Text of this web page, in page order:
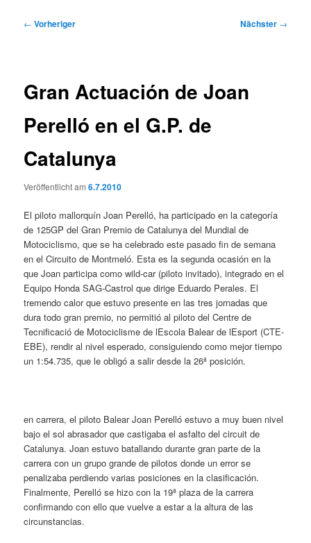
Beitragsnavigation
← Vorheriger Nächster →
Gran Actuación de Joan
Perelló en el G.P. de
Catalunya
Veröffentlicht am6.7.2010
El piloto mallorquín Joan Perelló, ha participado en la categoría
de 125GP del Gran Premio de Catalunya del Mundial de
Motociclismo, que se ha celebrado este pasado fin de semana
en el Circuito de Montmeló. Esta es la segunda ocasión en la
que Joan participa como wild-car (piloto invitado), integrado en el
Equipo Honda SAG-Castrol que dirige Eduardo Perales. El
tremendo calor que estuvo presente en las tres jornadas que
dura todo gran premio, no permitió al piloto del Centre de
Tecnificació de Motociclisme de lEscola Balear de lEsport (CTE-
EBE), rendir al nivel esperado, consiguiendo como mejor tiempo
un 1:54.735, que le obligó a salir desde la 26ª posición.
en carrera, el piloto Balear Joan Perelló estuvo a muy buen nivel
bajo el sol abrasador que castigaba el asfalto del circuit de
Catalunya. Joan estuvo batallando durante gran parte de la
carrera con un grupo grande de pilotos donde un error se
penalizaba perdiendo varias posiciones en la clasificación.
Finalmente, Perelló se hizo con la 19ª plaza de la carrera
confirmando con ello que vuelve a estar a la altura de las
circunstancias.